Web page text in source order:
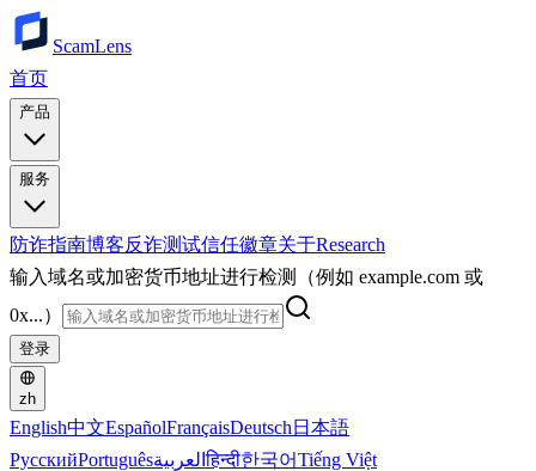
ScamLens
首页
产品
服务
防诈指南博客反诈测试信任徽章关于Research
输入域名或加密货币地址进行检测（例如 example.com 或
0x...）
登录
zh
English中文EspañolFrançaisDeutsch 日本語
РусскийPortuguêsالعربيةहिन्दी한국어Tiếng Việt